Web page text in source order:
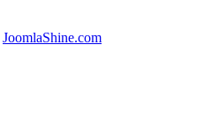
JoomlaShine.com